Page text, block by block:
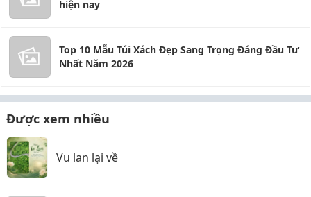
hiện nay
Top 10 Mẫu Túi Xách Đẹp Sang Trọng Đáng Đầu Tư
Nhất Năm 2026
Được xem nhiều
Vu lan lại về